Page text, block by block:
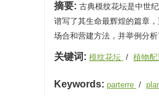
摘要: 古典模纹花坛是中世
谱写了其生命最辉煌的篇章
场合和营建方法，并举例分
关键词: 模纹花坛 / 植物配
Keywords: parterre /